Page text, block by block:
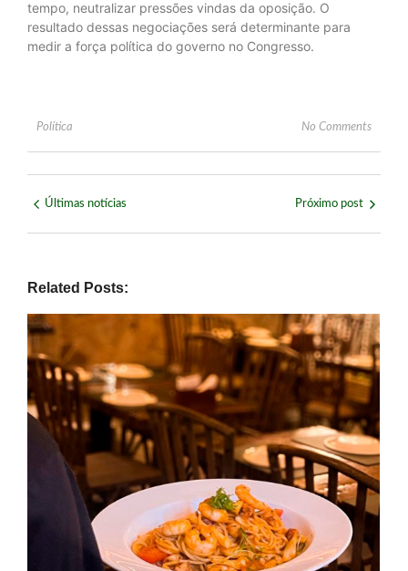
tempo, neutralizar pressões vindas da oposição. O
resultado dessas negociações será determinante para
medir a força política do governo no Congresso.
Política No Comments
Últimas notícias Próximo post
Related Posts: